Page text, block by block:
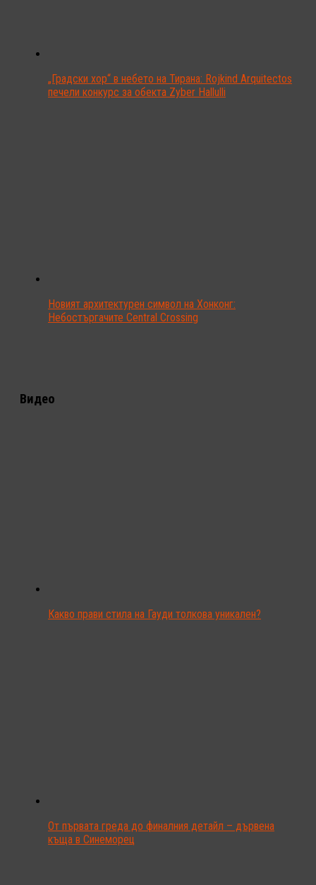
„Градски хор“ в небето на Тирана: Rojkind Arquitectos
печели конкурс за обекта Zyber Hallulli
Новият архитектурен символ на Хонконг:
Небостъргачите Central Crossing
Видео
Какво прави стила на Гауди толкова уникален?
От първата греда до финалния детайл – дървена
къща в Синеморец